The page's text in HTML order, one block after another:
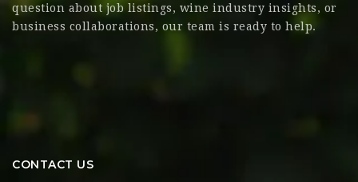
question about job listings, wine industry insights, or
business collaborations, our team is ready to help.
CONTACT US